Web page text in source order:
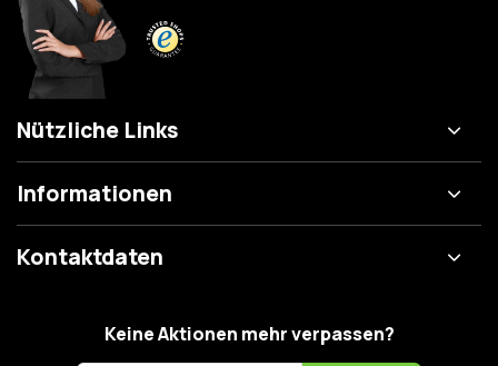
Nützliche Links
Informationen
Kontaktdaten
Keine Aktionen mehr verpassen?